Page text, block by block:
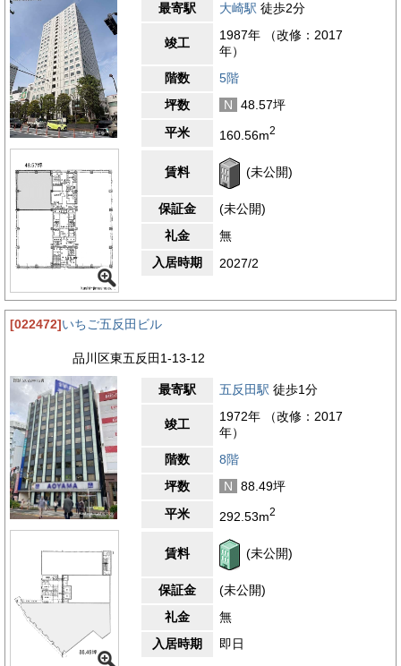
最寄駅 大崎駅 徒歩2分
竣工
1987年 （改修：2017
年）
階数
5階
坪数
N
48.57坪
平米
160.56m2
賃料 (未公開)
保証金
(未公開)
礼金
無
入居時期
2027/2
[022472]いちご五反田ビル
品川区東五反田1-13-12
最寄駅 五反田駅 徒歩1分
竣工
1972年 （改修：2017
年）
階数
8階
坪数
N
88.49坪
平米
292.53m2
賃料 (未公開)
保証金
(未公開)
礼金
無
入居時期
即日